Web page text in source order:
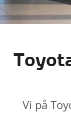
Vi på